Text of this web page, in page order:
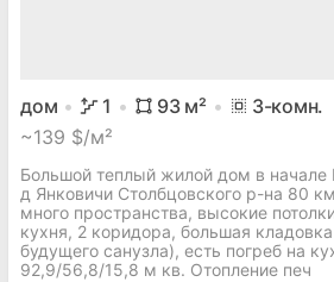
дом 1 93м² 3-комн.
~139 $/м²
Большой теплый жилой дом в начале
д Янковичи Столбцовского р-на 80
много пространства, высокие
кухня, 2 коридора, большая
будущего санузла), есть погреб на
92,9/56,8/15,8 м кв. Отопление печ